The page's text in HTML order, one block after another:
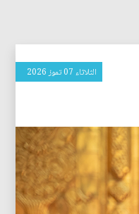
الثلاثاء 07 تموز 2026